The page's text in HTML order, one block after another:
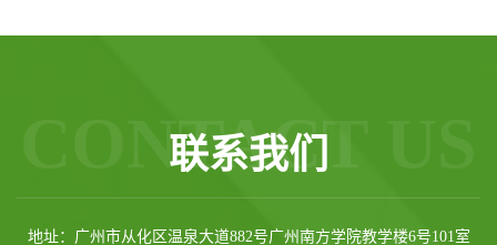
联系我们
CONTACT US
地址：广州市从化区温泉大道882号广州南方学院教学楼6号101室